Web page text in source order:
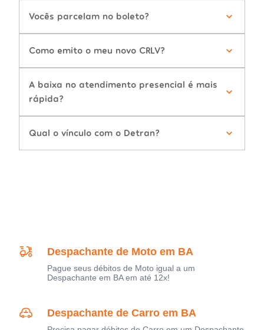
Vocês parcelam no boleto?
Como emito o meu novo CRLV?
A baixa no atendimento presencial é mais
rápida?
Qual o vínculo com o Detran?
Despachante de Moto em BA
Pague seus débitos de Moto igual a um
Despachante em BA em até 12x!
Despachante de Carro em BA